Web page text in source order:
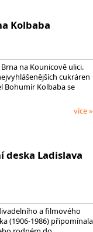
Kolbaba
na Kounicově ulici.
cukráren
Bohumír Kolbaba se
více »
deska Ladislava
a filmového
(1906-1986) připomínala